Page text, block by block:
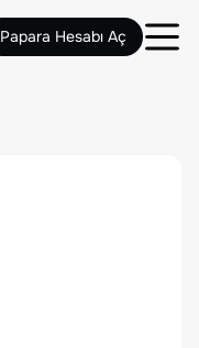
Papara Hesabı Aç